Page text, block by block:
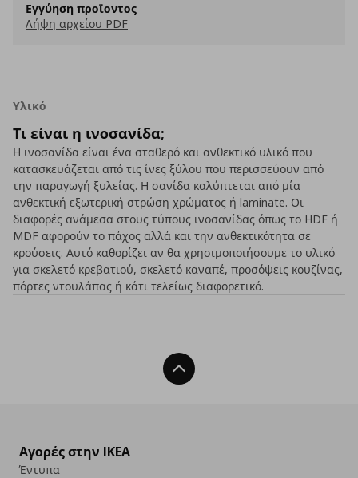
Εγγύηση προϊοντος
Λήψη αρχείου PDF
Υλικό
Τι είναι η ινοσανίδα;
Η ινοσανίδα είναι ένα σταθερό και ανθεκτικό υλικό που
κατασκευάζεται από τις ίνες ξύλου που περισσεύουν από
την παραγωγή ξυλείας. Η σανίδα καλύπτεται από μία
ανθεκτική εξωτερική στρώση χρώματος ή laminate. Οι
διαφορές ανάμεσα στους τύπους ινοσανίδας όπως το HDF ή
MDF αφορούν το πάχος αλλά και την ανθεκτικότητα σε
κρούσεις. Αυτό καθορίζει αν θα χρησιμοποιήσουμε το υλικό
για σκελετό κρεβατιού, σκελετό καναπέ, προσόψεις κουζίνας,
πόρτες ντουλάπας ή κάτι τελείως διαφορετικό.
Back To Top
Αγορές στην IKEA
Έντυπα